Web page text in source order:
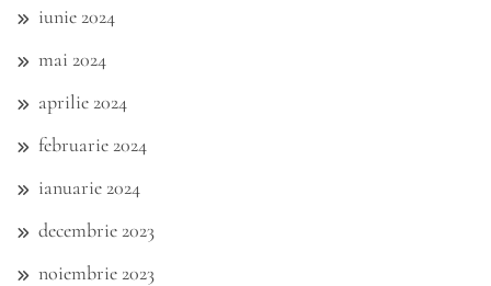
iunie 2024
mai 2024
aprilie 2024
februarie 2024
ianuarie 2024
decembrie 2023
noiembrie 2023